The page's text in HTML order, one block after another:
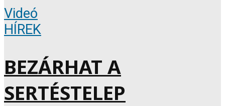
Videó
HÍREK
BEZÁRHAT A
SERTÉSTELEP